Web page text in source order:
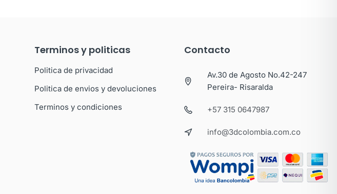
Terminos y politicas
Politica de privacidad
Politica de envios y devoluciones
Terminos y condiciones
Contacto
Av.30 de Agosto No.42-247
Pereira- Risaralda
+57 315 0647987
info@3dcolombia.com.co